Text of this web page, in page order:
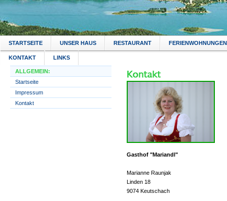
STARTSEITE UNSER HAUS RESTAURANT FERIENWOHNUNGEN
KONTAKT LINKS
ALLGEMEIN:
Startseite
Impressum
Kontakt
Gasthof "Mariandl"
Marianne Raunjak
Linden 18
9074 Keutschach